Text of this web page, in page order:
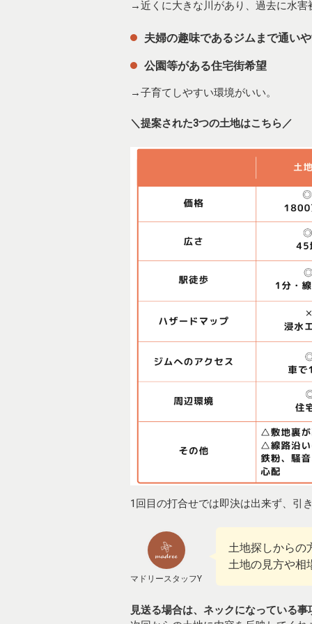
→近くに大きな川があり、過去に水害
夫婦の趣味であるジムまで通い
公園等がある住宅街希望
→子育てしやすい環境がいい。
＼提案された3つの土地はこちら／
1回目の打合せでは即決は出来ず、引
マドリースタッフY
土地探しからの
土地の見方や相
見送る場合は、ネックになっている